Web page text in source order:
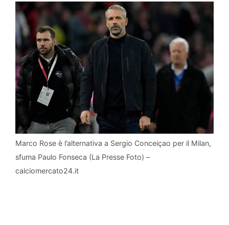
Marco Rose è l’alternativa a Sergio Conceiçao per il Milan,
sfuma Paulo Fonseca (La Presse Foto) –
calciomercato24.it